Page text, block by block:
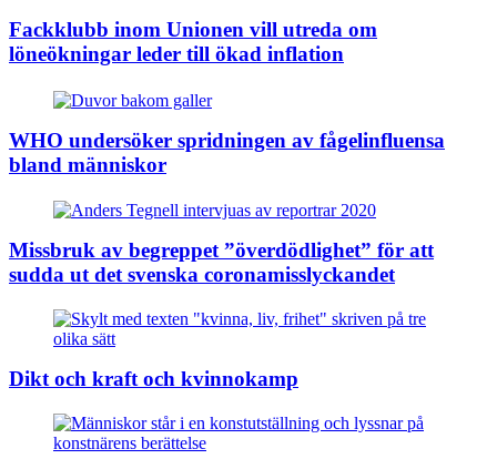
Fackklubb inom Unionen vill utreda om
löneökningar leder till ökad inflation
WHO undersöker spridningen av fågelinfluensa
bland människor
Missbruk av begreppet ”överdödlighet” för att
sudda ut det svenska coronamisslyckandet
Dikt och kraft och kvinnokamp